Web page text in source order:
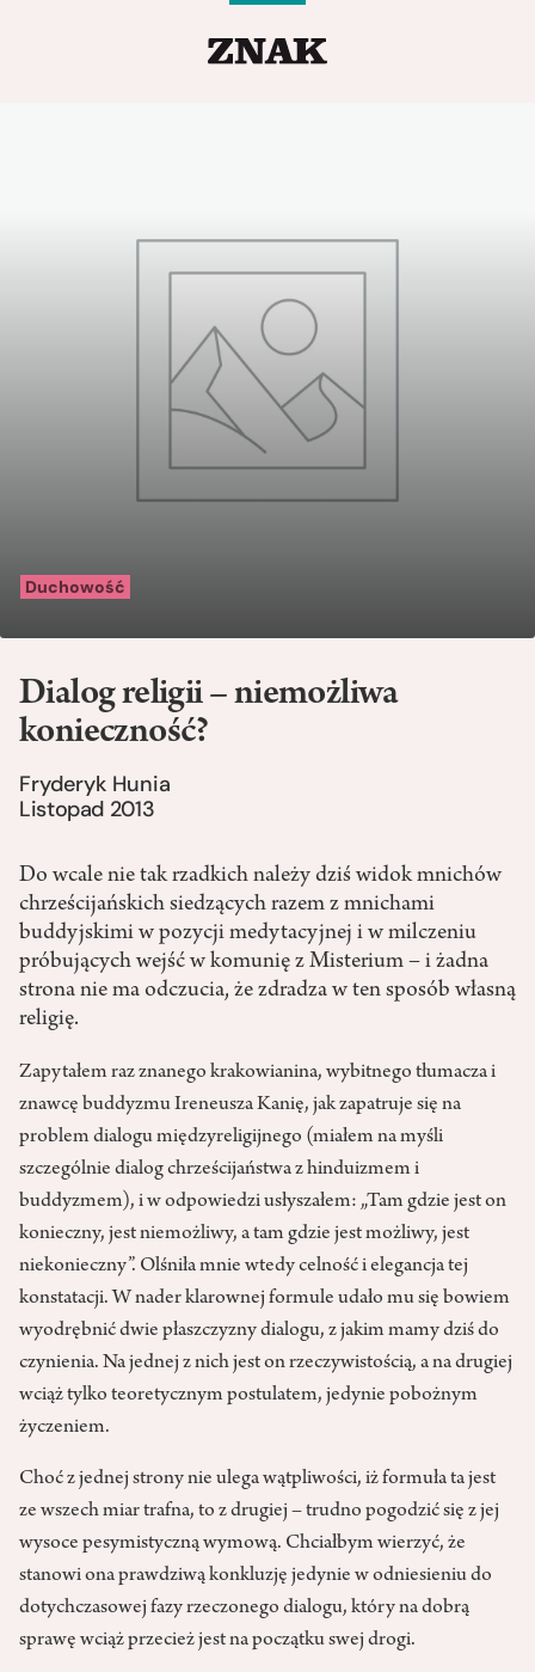
Duchowość
Dialog religii – niemożliwa
konieczność?
Fryderyk Hunia
Listopad 2013
Do wcale nie tak rzadkich należy dziś widok mnichów
chrześcijańskich siedzących razem z mnichami
buddyjskimi w pozycji medytacyjnej i w milczeniu
próbujących wejść w komunię z Misterium – i żadna
strona nie ma odczucia, że zdradza w ten sposób własną
religię.
Zapytałem raz znanego krakowianina, wybitnego tłumacza i
znawcę buddyzmu Ireneusza Kanię, jak zapatruje się na
problem dialogu międzyreligijnego (miałem na myśli
szczególnie dialog chrześcijaństwa z hinduizmem i
buddyzmem), i w odpowiedzi usłyszałem: „Tam gdzie jest on
konieczny, jest niemożliwy, a tam gdzie jest możliwy, jest
niekonieczny”. Olśniła mnie wtedy celność i elegancja tej
konstatacji. W nader klarownej formule udało mu się bowiem
wyodrębnić dwie płaszczyzny dialogu, z jakim mamy dziś do
czynienia. Na jednej z nich jest on rzeczywistością, a na drugiej
wciąż tylko teoretycznym postulatem, jedynie pobożnym
życzeniem.
Choć z jednej strony nie ulega wątpliwości, iż formuła ta jest
ze wszech miar trafna, to z drugiej – trudno pogodzić się z jej
wysoce pesymistyczną wymową. Chciałbym wierzyć, że
stanowi ona prawdziwą konkluzję jedynie w odniesieniu do
dotychczasowej fazy rzeczonego dialogu, który na dobrą
sprawę wciąż przecież jest na początku swej drogi.